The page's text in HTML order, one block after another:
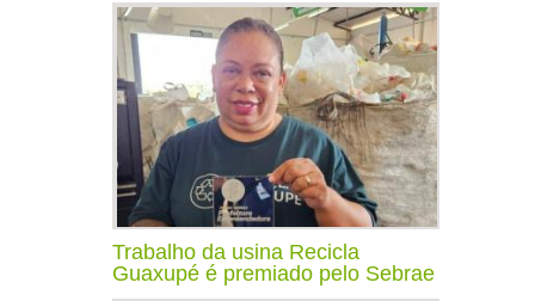
Trabalho da usina Recicla
Guaxupé é premiado pelo Sebrae